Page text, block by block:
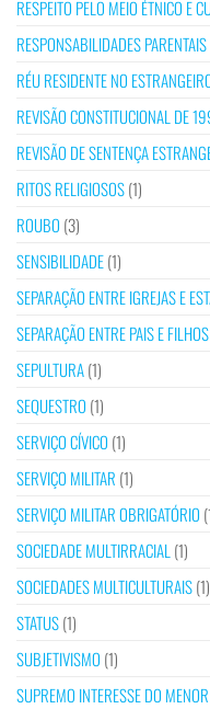
RESPEITO PELO MEIO ÉTNICO E
RESPONSABILIDADES PARENTAIS
RÉU RESIDENTE NO
REVISÃO CONSTITUCIONAL DE
REVISÃO DE SENTENÇA
RITOS RELIGIOSOS(1)
ROUBO (3)
SENSIBILIDADE(1)
SEPARAÇÃO ENTRE IGREJAS E
SEPARAÇÃO ENTRE PAIS E FILHOS
SEPULTURA(1)
SEQUESTRO (1)
SERVIÇO CÍVICO (1)
SERVIÇO MILITAR (1)
SERVIÇO MILITAR OBRIGATÓRIO
SOCIEDADE MULTIRRACIAL (1)
SOCIEDADES MULTICULTURAIS(1)
STATUS(1)
SUBJETIVISMO (1)
SUPREMO INTERESSE DO MENOR